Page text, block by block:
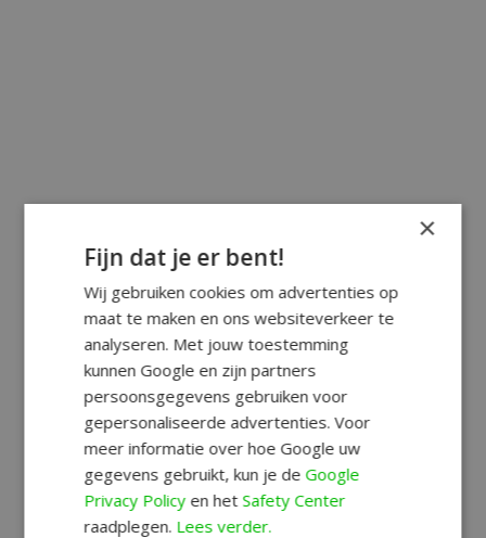
×
Fijn dat je er bent!
Wij gebruiken cookies om advertenties op
maat te maken en ons websiteverkeer te
analyseren. Met jouw toestemming
kunnen Google en zijn partners
persoonsgegevens gebruiken voor
gepersonaliseerde advertenties. Voor
meer informatie over hoe Google uw
gegevens gebruikt, kun je deGoogle
Privacy Policyen hetSafety Center
raadplegen. Lees verder.